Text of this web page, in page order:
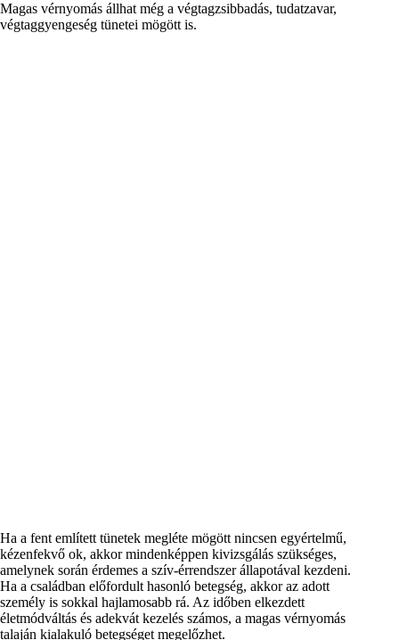
Magas vérnyomás állhat még a végtagzsibbadás, tudatzavar,
végtaggyengeség tünetei mögött is.
Ha a fent említett tünetek megléte mögött nincsen egyértelmű,
kézenfekvő ok, akkor mindenképpen kivizsgálás szükséges,
amelynek során érdemes a szív-érrendszer állapotával kezdeni.
Ha a családban előfordult hasonló betegség, akkor az adott
személy is sokkal hajlamosabb rá. Az időben elkezdett
életmódváltás és adekvát kezelés számos, a magas vérnyomás
talaján kialakuló betegséget megelőzhet.